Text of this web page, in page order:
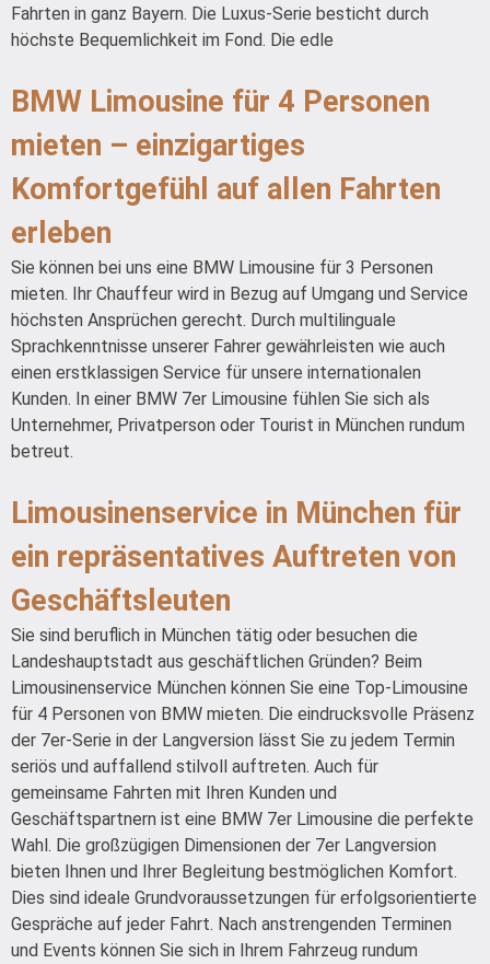
Fahrten in ganz Bayern. Die Luxus-Serie besticht durch
höchste Bequemlichkeit im Fond. Die edle
BMW Limousine für 4 Personen
mieten – einzigartiges
Komfortgefühl auf allen Fahrten
erleben
Sie können bei uns eine BMW Limousine für 3 Personen
mieten. Ihr Chauffeur wird in Bezug auf Umgang und Service
höchsten Ansprüchen gerecht. Durch multilinguale
Sprachkenntnisse unserer Fahrer gewährleisten wie auch
einen erstklassigen Service für unsere internationalen
Kunden. In einer BMW 7er Limousine fühlen Sie sich als
Unternehmer, Privatperson oder Tourist in München rundum
betreut.
Limousinenservice in München für
ein repräsentatives Auftreten von
Geschäftsleuten
Sie sind beruflich in München tätig oder besuchen die
Landeshauptstadt aus geschäftlichen Gründen? Beim
Limousinenservice München können Sie eine Top-Limousine
für 4 Personen von BMW mieten. Die eindrucksvolle Präsenz
der 7er-Serie in der Langversion lässt Sie zu jedem Termin
seriös und auffallend stilvoll auftreten. Auch für
gemeinsame Fahrten mit Ihren Kunden und
Geschäftspartnern ist eine BMW 7er Limousine die perfekte
Wahl. Die großzügigen Dimensionen der 7er Langversion
bieten Ihnen und Ihrer Begleitung bestmöglichen Komfort.
Dies sind ideale Grundvoraussetzungen für erfolgsorientierte
Gespräche auf jeder Fahrt. Nach anstrengenden Terminen
und Events können Sie sich in Ihrem Fahrzeug rundum